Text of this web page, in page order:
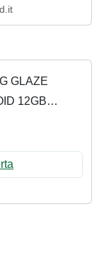
GLAZE
12GB